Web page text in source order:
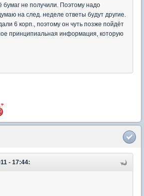
не получили. Поэтому надо
на след. неделе ответы будут другие.
6 корп., поэтому он чуть позже пойдёт
принципиальная информация, которую
- 17:44: